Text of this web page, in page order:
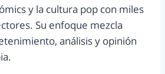
y la cultura pop con miles
Su enfoque mezcla
análisis y opinión